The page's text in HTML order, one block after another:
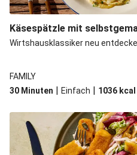
Käsespätzle mit
Wirtshausklassiker neu
FAMILY
30 Minuten | Einfach | 1036 kcal